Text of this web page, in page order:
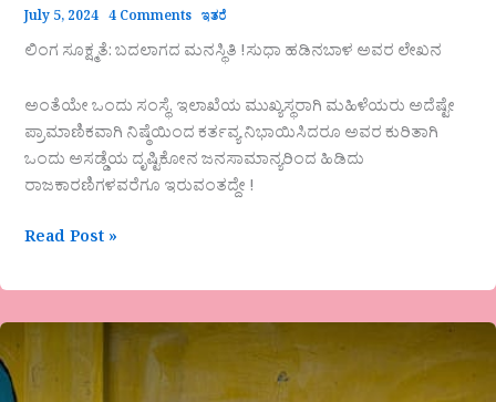
July 5, 2024 4 Comments ಇತರೆ
ಲಿಂಗ ಸೂಕ್ಷ್ಮತೆ: ಬದಲಾಗದ ಮನಸ್ಥಿತಿ !ಸುಧಾ ಹಡಿನಬಾಳ ಅವರ ಲೇಖನ
ಅಂತೆಯೇ ಒಂದು ಸಂಸ್ಥೆ, ಇಲಾಖೆಯ ಮುಖ್ಯಸ್ಥರಾಗಿ ಮಹಿಳೆಯರು ಅದೆಷ್ಟೇ
ಪ್ರಾಮಾಣಿಕವಾಗಿ ನಿಷ್ಠೆಯಿಂದ ಕರ್ತವ್ಯ ನಿಭಾಯಿಸಿದರೂ ಅವರ ಕುರಿತಾಗಿ
ಒಂದು ಅಸಡ್ಡೆಯ ದೃಷ್ಟಿಕೋನ ಜನಸಾಮಾನ್ಯರಿಂದ ಹಿಡಿದು
ರಾಜಕಾರಣಿಗಳವರೆಗೂ ಇರುವಂತದ್ದೇ !
Read Post »
‘ಗತ್ಯಂತರ’
ಎಸ್
ನಾಗಶ್ರೀ